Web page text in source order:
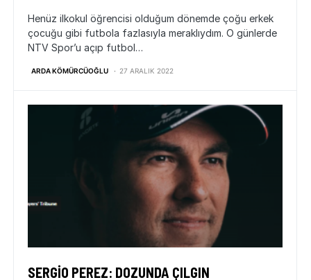
Henüz ilkokul öğrencisi olduğum dönemde çoğu erkek
çocuğu gibi futbola fazlasıyla meraklıydım. O günlerde
NTV Spor’u açıp futbol…
ARDA KÖMÜRCÜOĞLU 27 ARALIK 2022
SERGIO PEREZ: DOZUNDA ÇILGIN